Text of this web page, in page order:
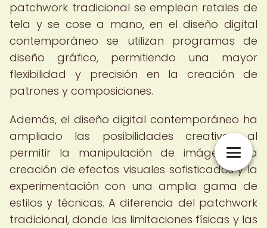
patchwork tradicional se emplean retales de
tela y se cose a mano, en el diseño digital
contemporáneo se utilizan programas de
diseño gráfico, permitiendo una mayor
flexibilidad y precisión en la creación de
patrones y composiciones.
Además, el diseño digital contemporáneo ha
ampliado las posibilidades creativas al
permitir la manipulación de imágenes, la
creación de efectos visuales sofisticados y la
experimentación con una amplia gama de
estilos y técnicas. A diferencia del patchwork
tradicional, donde las limitaciones físicas y las